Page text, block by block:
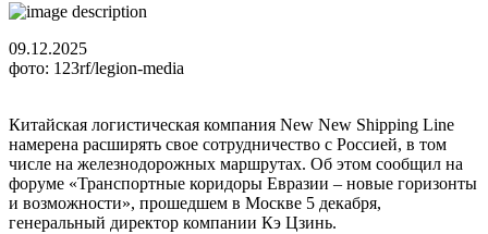
09.12.2025
фото: 123rf/legion-media
Китайская логистическая компания New New Shipping Line
намерена расширять свое сотрудничество с Россией, в том
числе на железнодорожных маршрутах. Об этом сообщил на
форуме «Транспортные коридоры Евразии – новые горизонты
и возможности», прошедшем в Москве 5 декабря,
генеральный директор компании Кэ Цзинь.